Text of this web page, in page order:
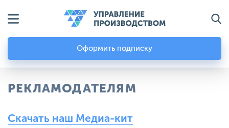
Оформить подписку
РЕКЛАМОДАТЕЛЯМ
Скачать наш Медиа-кит